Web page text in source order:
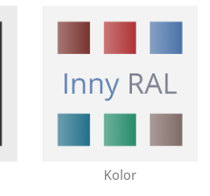
Kolor